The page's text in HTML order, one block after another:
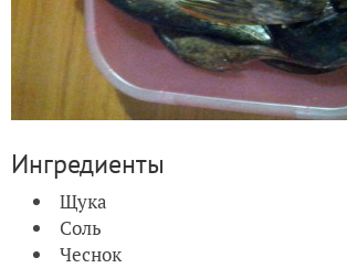
Ингредиенты
Щука
Соль
Чеснок